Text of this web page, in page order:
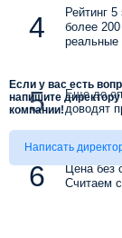
Рейтинг 5
более
реальные
Еще до
доводят
Цена без
Считаем
Если у вас есть
напишите директору
компании!
Написать